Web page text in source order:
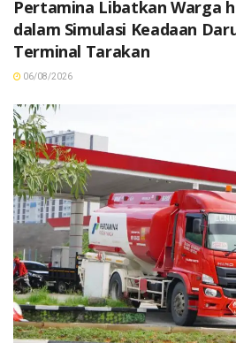
Pertamina Libatkan Warga
dalam Simulasi Keadaan
Terminal Tarakan
06/08/2026